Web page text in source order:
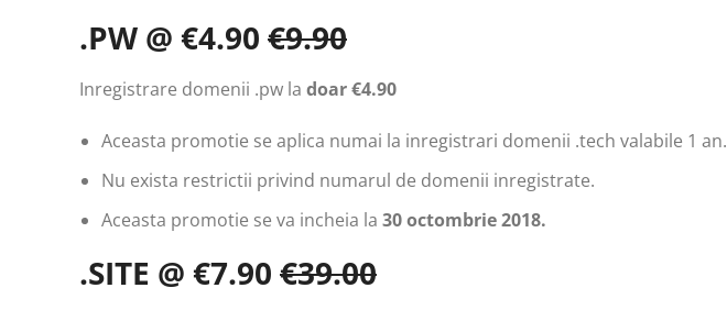
.PW @ €4.90 €9.90
Inregistrare domenii .pw la doar €4.90
Aceasta promotie se aplica numai la inregistrari domenii .tech valabile 1 an.
Nu exista restrictii privind numarul de domenii inregistrate.
Aceasta promotie se va incheia la 30 octombrie 2018.
.SITE @ €7.90 €39.00